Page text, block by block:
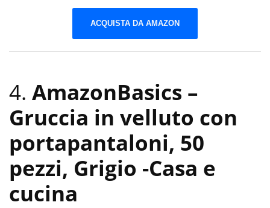
ACQUISTA DA AMAZON
4. AmazonBasics –
Gruccia in velluto con
portapantaloni, 50
pezzi, Grigio -Casa e
cucina